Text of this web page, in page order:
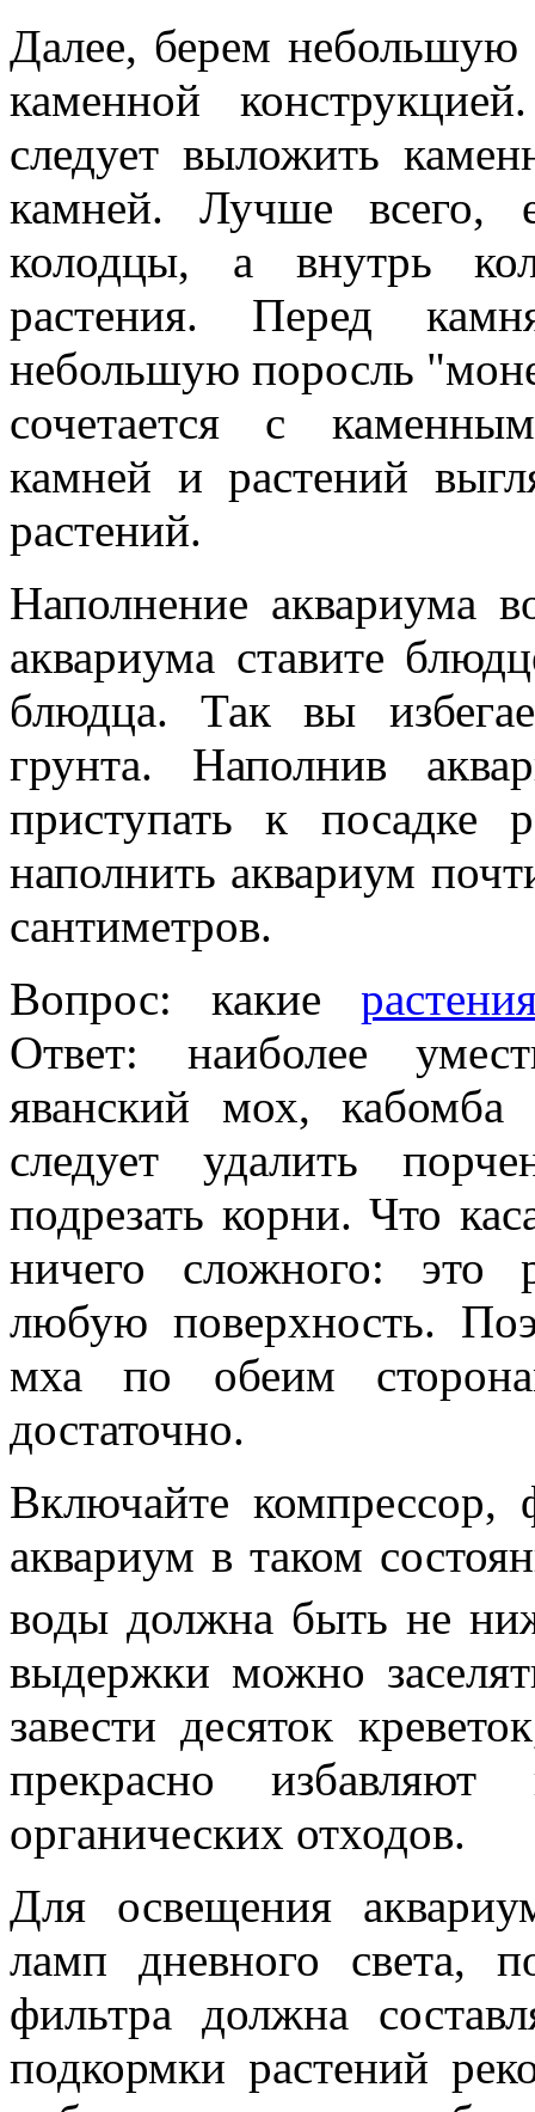
Далее, берем небольшую
каменной
следует выложить
камней. Лучше всего,
колодцы, а внутрь
растения. Перед
небольшую поросль
сочетается с
камней и растений
растений.
Наполнение аквариума
аквариума ставите
блюдца. Так вы
грунта. Наполнив
приступать к посадке
наполнить аквариум
сантиметров.
Вопрос: какие
Ответ: наиболее
яванский мох,
следует удалить
подрезать корни. Что
ничего сложного: это
любую поверхность.
мха по обеим
достаточно.
Включайте компрессор,
аквариум в таком
воды должна быть не
выдержки можно
завести десяток
прекрасно
органических отходов.
Для освещения
ламп дневного света,
фильтра должна
подкормки растений